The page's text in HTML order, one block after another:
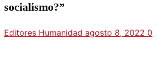
socialismo?”
Editores Humanidad agosto 8, 2022 0